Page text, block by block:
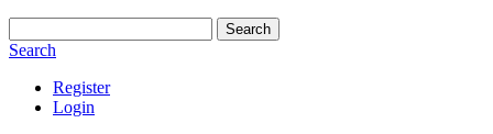
Search
Search
Register
Login